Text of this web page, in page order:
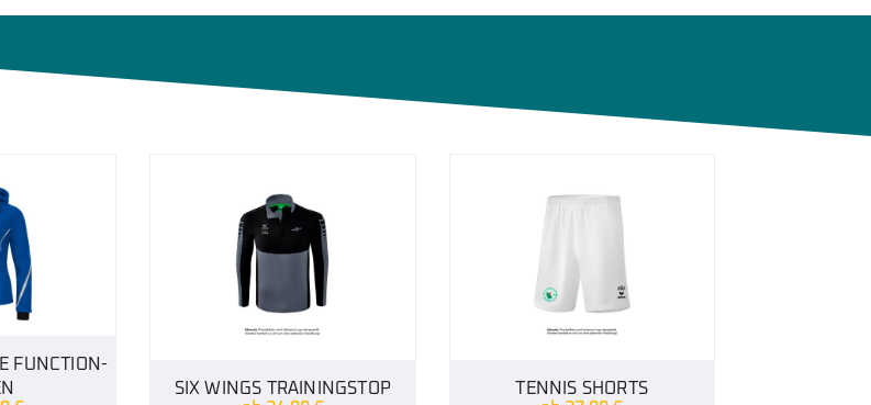
FUNCTION-
SIX WINGS TRAININGSTOP
TENNIS SHORTS